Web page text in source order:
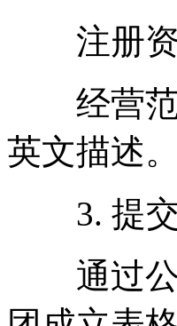
注册资
经营范
英文描述。
3. 提交
通过公